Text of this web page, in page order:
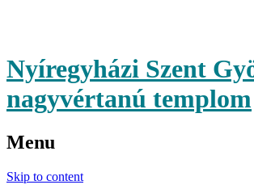
Nyíregyházi Szent
nagyvértanú templom
Menu
Skip to content